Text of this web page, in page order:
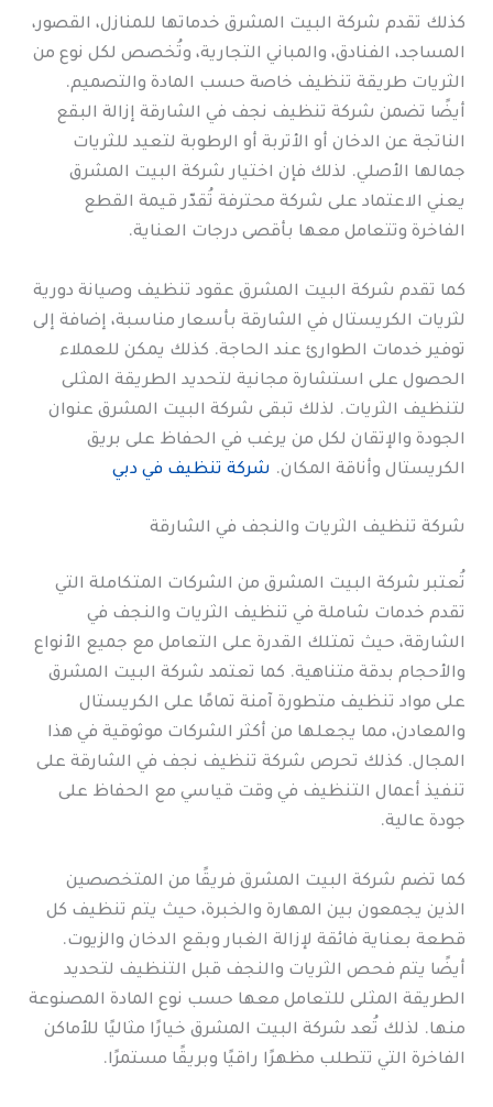
كذلك تقدم شركة البيت المشرق خدماتها للمنازل، القصور،
المساجد، الفنادق، والمباني التجارية، وتُخصص لكل نوع من
الثريات طريقة تنظيف خاصة حسب المادة والتصميم.
أيضًا تضمن شركة تنظيف نجف في الشارقة إزالة البقع
الناتجة عن الدخان أو الأتربة أو الرطوبة لتعيد للثريات
جمالها الأصلي. لذلك فإن اختيار شركة البيت المشرق
يعني الاعتماد على شركة محترفة تُقدّر قيمة القطع
الفاخرة وتتعامل معها بأقصى درجات العناية.
كما تقدم شركة البيت المشرق عقود تنظيف وصيانة دورية
لثريات الكريستال في الشارقة بأسعار مناسبة، إضافة إلى
توفير خدمات الطوارئ عند الحاجة. كذلك يمكن للعملاء
الحصول على استشارة مجانية لتحديد الطريقة المثلى
لتنظيف الثريات. لذلك تبقى شركة البيت المشرق عنوان
الجودة والإتقان لكل من يرغب في الحفاظ على بريق
الكريستال وأناقة المكان. شركة تنظيف في دبي
شركة تنظيف الثريات والنجف في الشارقة
تُعتبر شركة البيت المشرق من الشركات المتكاملة التي
تقدم خدمات شاملة في تنظيف الثريات والنجف في
الشارقة، حيث تمتلك القدرة على التعامل مع جميع الأنواع
والأحجام بدقة متناهية. كما تعتمد شركة البيت المشرق
على مواد تنظيف متطورة آمنة تمامًا على الكريستال
والمعادن، مما يجعلها من أكثر الشركات موثوقية في هذا
المجال. كذلك تحرص شركة تنظيف نجف في الشارقة على
تنفيذ أعمال التنظيف في وقت قياسي مع الحفاظ على
جودة عالية.
كما تضم شركة البيت المشرق فريقًا من المتخصصين
الذين يجمعون بين المهارة والخبرة، حيث يتم تنظيف كل
قطعة بعناية فائقة لإزالة الغبار وبقع الدخان والزيوت.
أيضًا يتم فحص الثريات والنجف قبل التنظيف لتحديد
الطريقة المثلى للتعامل معها حسب نوع المادة المصنوعة
منها. لذلك تُعد شركة البيت المشرق خيارًا مثاليًا للأماكن
الفاخرة التي تتطلب مظهرًا راقيًا وبريقًا مستمرًا.